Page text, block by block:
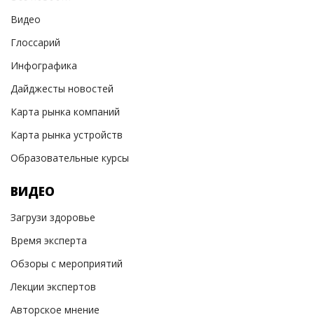
Видео
Глоссарий
Инфографика
Дайджесты новостей
Карта рынка компаний
Карта рынка устройств
Образовательные курсы
ВИДЕО
Загрузи здоровье
Время эксперта
Обзоры с мероприятий
Лекции экспертов
Авторское мнение